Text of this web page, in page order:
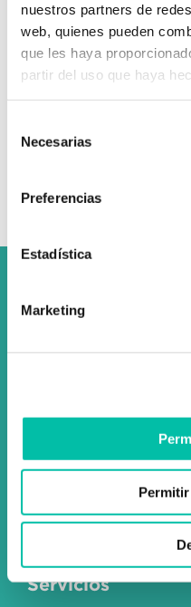
nuestros partners de
web, quienes pueden
que les haya
partir del uso que haya
Necesarias
Preferencias
Estadística
Marketing
Una vez finalices tu
de entrada: te
Instagram
Facebook
Servicios